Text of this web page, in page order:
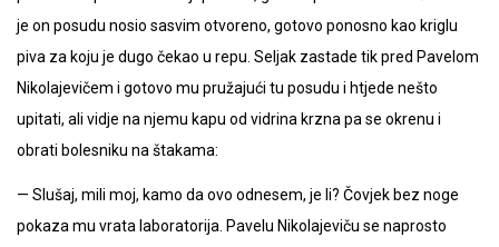
je on posudu nosio sasvim otvoreno, gotovo ponosno kao kriglu
piva za koju je dugo čekao u repu. Seljak zastade tik pred Pavelom
Nikolajevičem i gotovo mu pružajući tu posudu i htjede nešto
upitati, ali vidje na njemu kapu od vidrina krzna pa se okrenu i
obrati bolesniku na štakama:
— Slušaj, mili moj, kamo da ovo odnesem, je li? Čovjek bez noge
pokaza mu vrata laboratorija. Pavelu Nikolajeviču se naprosto